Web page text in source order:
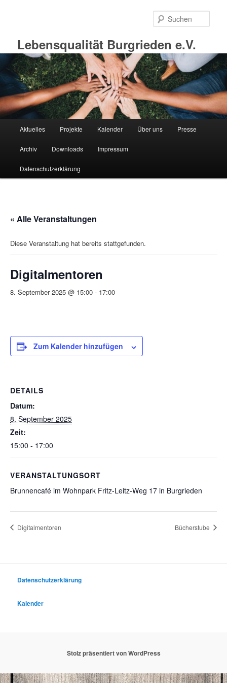
Lebensqualität Burgrieden e.V.
Aktuelles Projekte Kalender Über uns Presse
Archiv Downloads Impressum
Datenschutzerklärung
« Alle Veranstaltungen
Diese Veranstaltung hat bereits stattgefunden.
Digitalmentoren
8. September 2025 @ 15:00 - 17:00
Zum Kalender hinzufügen
DETAILS
Datum:
8. September 2025
Zeit:
15:00 - 17:00
VERANSTALTUNGSORT
Brunnencafé im Wohnpark Fritz-Leitz-Weg 17 in Burgrieden
Digitalmentoren Bücherstube
Datenschutzerklärung
Kalender
Stolz präsentiert von WordPress